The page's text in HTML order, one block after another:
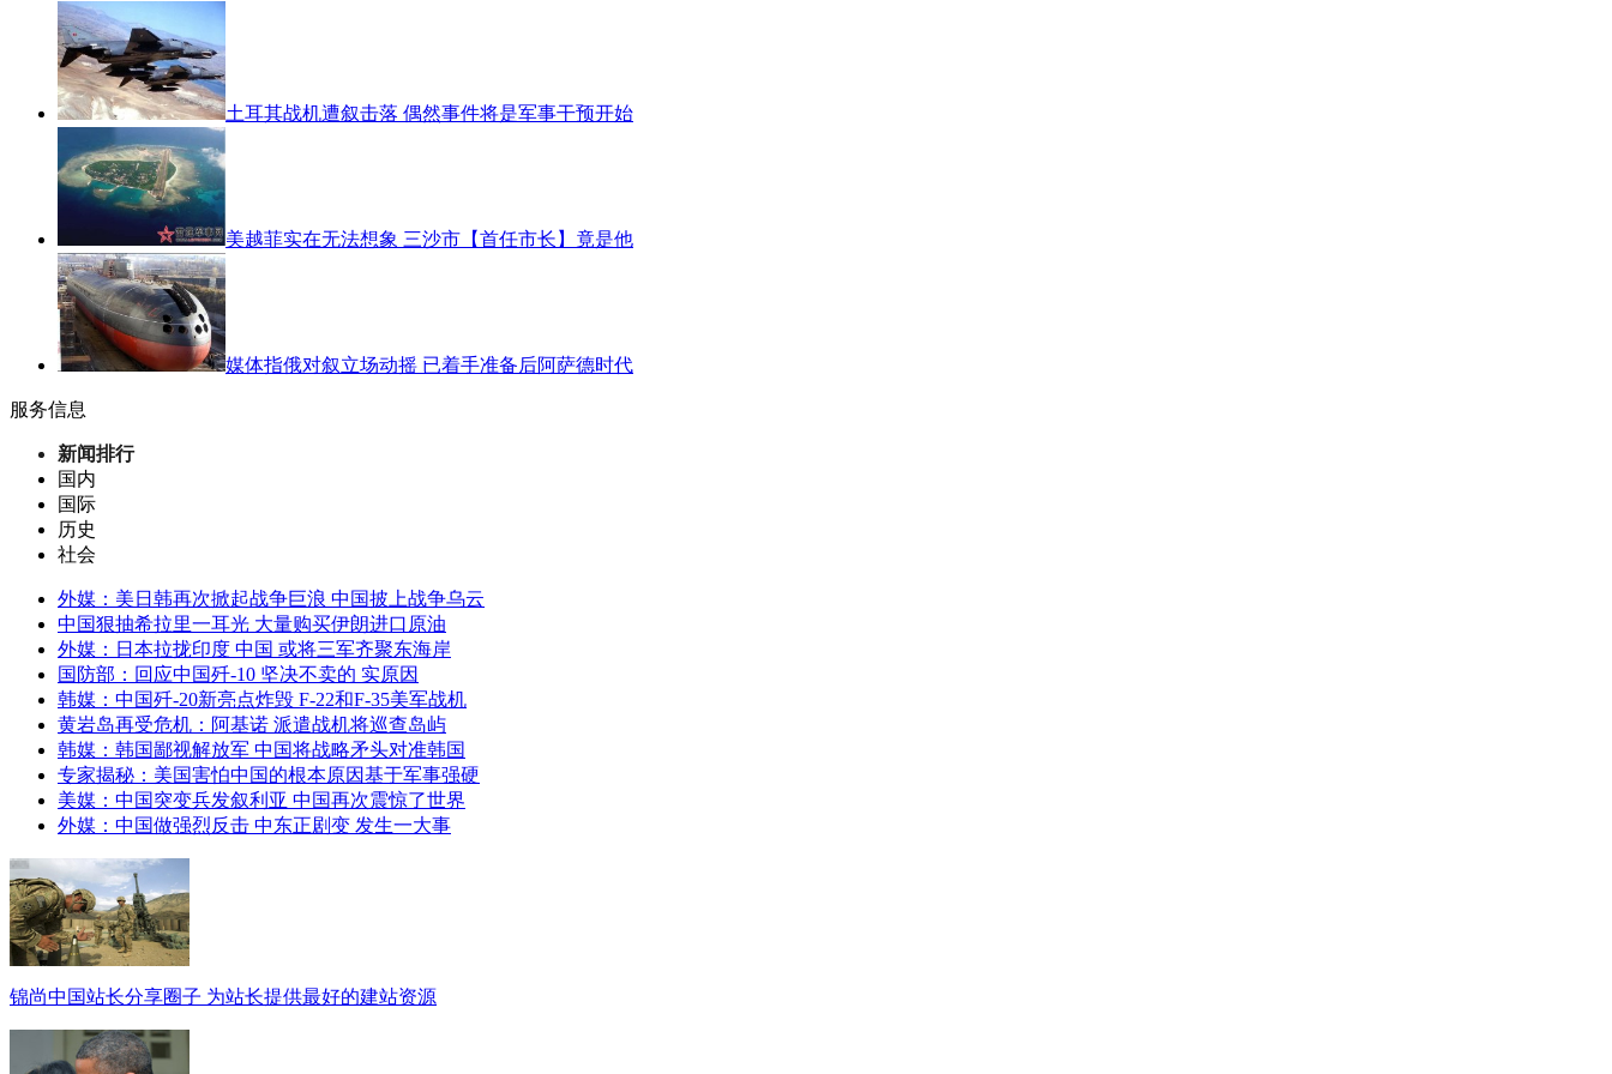
土耳其战机遭叙击落 偶然事件将是军事干预开始
美越菲实在无法想象 三沙市【首任市长】竟是他
媒体指俄对叙立场动摇 已着手准备后阿萨德时代
服务信息
新闻排行
国内
国际
历史
社会
外媒：美日韩再次掀起战争巨浪 中国披上战争乌云
中国狠抽希拉里一耳光 大量购买伊朗进口原油
外媒：日本拉拢印度 中国 或将三军齐聚东海岸
国防部：回应中国歼-10 坚决不卖的 实原因
韩媒：中国歼-20新亮点炸毁 F-22和F-35美军战机
黄岩岛再受危机：阿基诺 派遣战机将巡查岛屿
韩媒：韩国鄙视解放军 中国将战略矛头对准韩国
专家揭秘：美国害怕中国的根本原因基于军事强硬
美媒：中国突变兵发叙利亚 中国再次震惊了世界
外媒：中国做强烈反击 中东正剧变 发生一大事
锦尚中国站长分享圈子 为站长提供最好的建站资源